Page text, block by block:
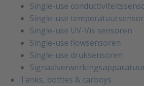
Single-use
Single-use
Single-use UV-Vis sensoren
Single-use flowsensoren
Single-use druksensoren
Tanks, bottles & carboys